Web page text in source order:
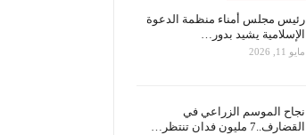
رئيس مجلس أمناء منظمة الدعوة
الإسلامية يشيد بدور…
مايو 11, 2026
نجاح الموسم الزراعي في
القضارف..7 مليون فدان تنتظر…